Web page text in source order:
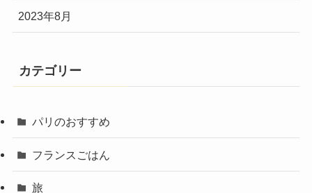
2023年8月
カテゴリー
パリのおすすめ
フランスごはん
旅